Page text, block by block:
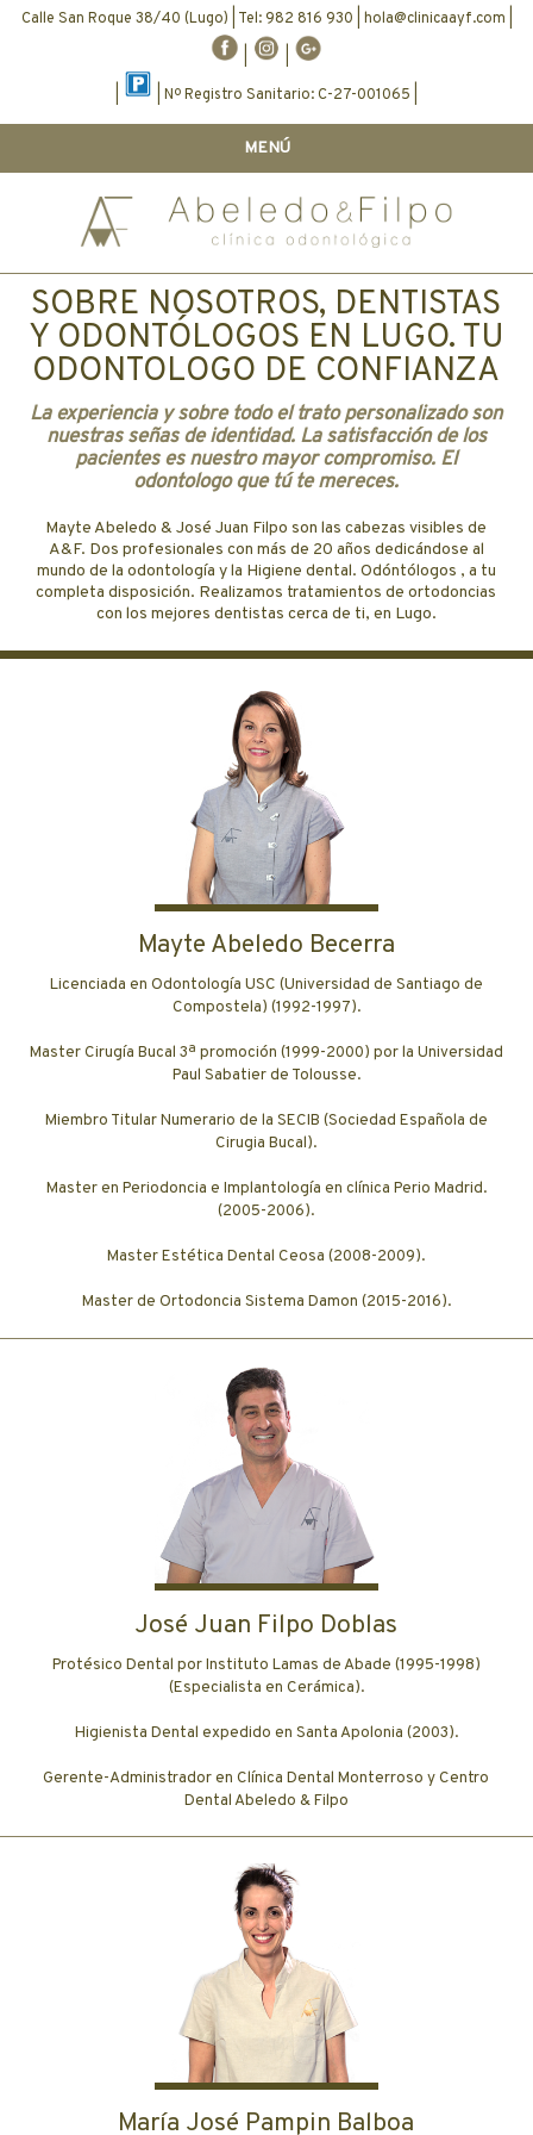
Calle San Roque 38/40 (Lugo) | Tel: 982 816 930 | hola@clinicaayf.com
| Nº Registro Sanitario: C-27-001065 |
MENÚ
SOBRE NOSOTROS, DENTISTAS
Y ODONTÓLOGOS EN LUGO. TU
ODONTOLOGO DE CONFIANZA
La experiencia y sobre todo el trato personalizado son
nuestras señas de identidad. La satisfacción de los
pacientes es nuestro mayor compromiso. El
odontologo que tú te mereces.
Mayte Abeledo & José Juan Filpo son las cabezas visibles de
A&F. Dos profesionales con más de 20 años dedicándose al
mundo de la odontología y la Higiene dental. Odóntólogos , a tu
completa disposición. Realizamos tratamientos deortodoncias
con los mejores dentistas cerca de ti, en Lugo.
Mayte Abeledo Becerra
Licenciada en Odontología USC (Universidad de Santiago de
Compostela) (1992-1997).
Master Cirugía Bucal 3ª promoción (1999-2000) por la Universidad
Paul Sabatier de Tolousse.
Miembro Titular Numerario de la SECIB (Sociedad Española de
Cirugia Bucal).
Master en Periodoncia e Implantología en clínica Perio Madrid.
(2005-2006).
Master Estética Dental Ceosa (2008-2009).
Master de Ortodoncia Sistema Damon (2015-2016).
José Juan Filpo Doblas
Protésico Dental por Instituto Lamas de Abade (1995-1998)
(Especialista en Cerámica).
Higienista Dental expedido en Santa Apolonia (2003).
Gerente-Administrador en Clínica Dental Monterroso y Centro
Dental Abeledo & Filpo
María José Pampin Balboa